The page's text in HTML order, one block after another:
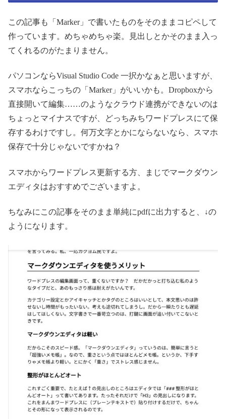
この記事も「Marker」で書いたものをそのままコピペして
作っています。めちゃめちゃ楽。見出しとかそのまま入っ
てくれるのがたまりません。
パソコンならVisual Studio Code 一択かなぁと思いますが、
スマホならこっちの「Marker」がいいかも。Dropboxから
直接開いて編集……のようなクラウド連携ができないのは
ちょっとマイナスですが、どっちみちワードプレスにて保
存するわけですし。何万文字とかにならないなら、スマホ
保存で十分じゃないですかね？
スマホからワードプレス更新する方、まじでマークダウン
エディタはおすすめでございますよ。
ちなみにこの記事をそのまま単純にpdfに出力すると、↓の
ようになります。